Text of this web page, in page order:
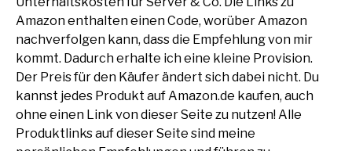
Amazon enthalten einen Code, worüber Amazon
nachverfolgen kann, dass die Empfehlung von mir
kommt. Dadurch erhalte ich eine kleine Provision.
Der Preis für den Käufer ändert sich dabei nicht. Du
kannst jedes Produkt auf Amazon.de kaufen, auch
ohne einen Link von dieser Seite zu nutzen! Alle
Produktlinks auf dieser Seite sind meine